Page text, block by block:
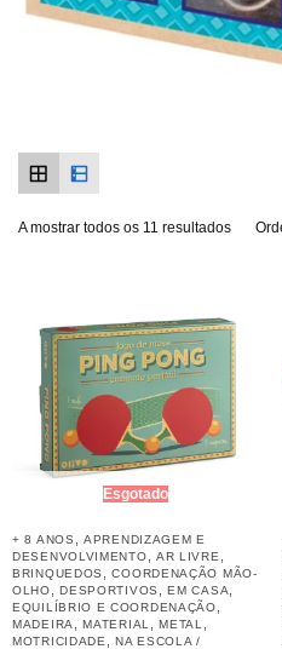
A mostrar todos os 11 resultados
Esgotado
+ 8 ANOS ,APRENDIZAGEM E
DESENVOLVIMENTO
AR LIVRE
BRINQUEDOS ,COORDENAÇÃO MÃO-
OLHO
,DESPORTIVOS ,EM CASA
EQUILÍBRIO E COORDENAÇÃO
MADEIRA ,MATERIAL ,METAL
MOTRICIDADE ,NA ESCOLA /